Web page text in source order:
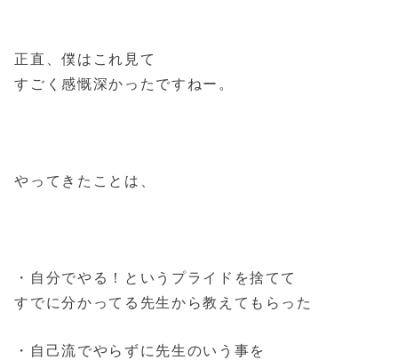
正直、僕はこれ見て
すごく感慨深かったですねー。
やってきたことは、
・自分でやる！というプライドを捨てて
すでに分かってる先生から教えてもらった
・自己流でやらずに先生のいう事を